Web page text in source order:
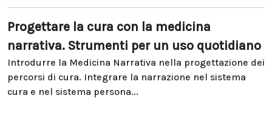
Progettare la cura con la medicina
narrativa. Strumenti per un uso quotidiano
Introdurre la Medicina Narrativa nella progettazione dei
percorsi di cura. Integrare la narrazione nel sistema
cura e nel sistema persona...